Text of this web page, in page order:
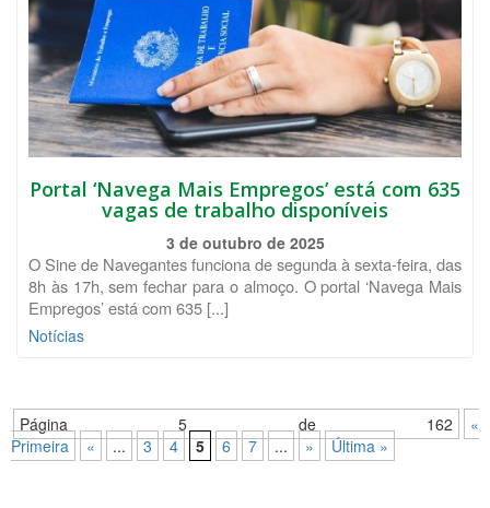
Portal ‘Navega Mais Empregos’ está com 635
vagas de trabalho disponíveis
3 de outubro de 2025
O Sine de Navegantes funciona de segunda à sexta-feira, das
8h às 17h, sem fechar para o almoço. O portal ‘Navega Mais
Empregos’ está com 635 [...]
Notícias
Página 5 de 162
«
Primeira
« ... 3 4 5 6 7 ... » Última »